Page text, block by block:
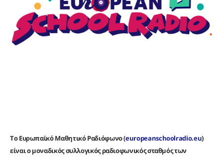
Το Ευρωπαϊκό Μαθητικό Ραδιόφωνο (europeanschoolradio.eu)
είναι ο μοναδικός συλλογικός ραδιοφωνικός σταθμός των